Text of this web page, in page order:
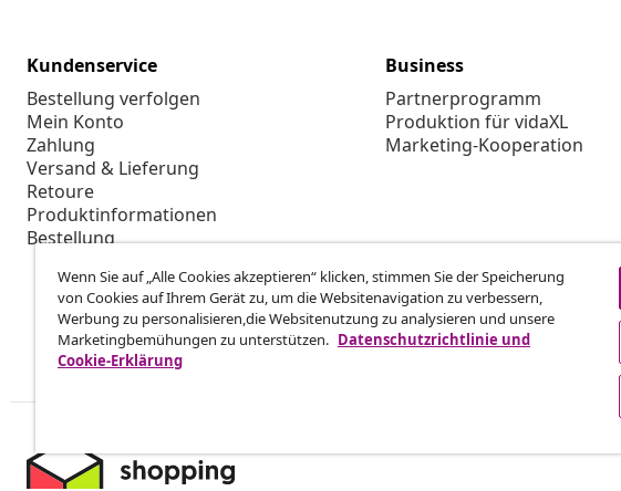
Kundenservice
Bestellung verfolgen
Mein Konto
Zahlung
Versand & Lieferung
Retoure
Produktinformationen
Bestellung
Business
Partnerprogramm
Produktion für vidaXL
Marketing-Kooperation
Wenn Sie auf „Alle Cookies akzeptieren“ klicken, stimmen Sie der Speicherung
von Cookies auf Ihrem Gerät zu, um die Websitenavigation zu verbessern,
Werbung zu personalisieren,die Websitenutzung zu analysieren und unsere
Marketingbemühungen zu unterstützen. Datenschutzrichtlinie und
Cookie-Erklärung